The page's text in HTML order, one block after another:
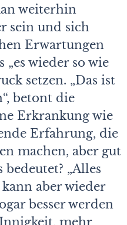
weiterhin
sein und sich
Erwartungen
„es wieder so wie
setzen. „Das ist
betont die
Erkrankung wie
Erfahrung, die
machen, aber gut
„Alles
aber wieder
besser werden